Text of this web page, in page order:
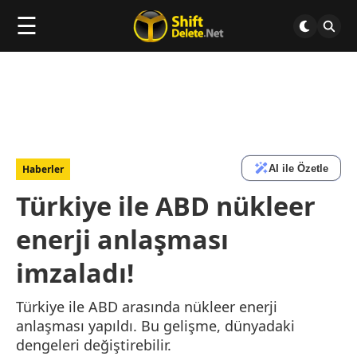
☰
Haberler AI ile Özetle
Türkiye ile ABD nükleer
enerji anlaşması
imzaladı!
Türkiye ile ABD arasında nükleer enerji
anlaşması yapıldı. Bu gelişme, dünyadaki
dengeleri değiştirebilir.